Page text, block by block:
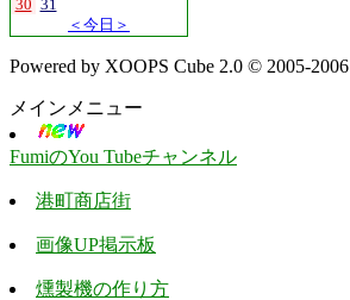
30 31
＜今日＞
Powered by XOOPS Cube 2.0 © 2005-2006
メインメニュー
FumiのYou Tubeチャンネル
港町商店街
画像UP掲示板
燻製機の作り方